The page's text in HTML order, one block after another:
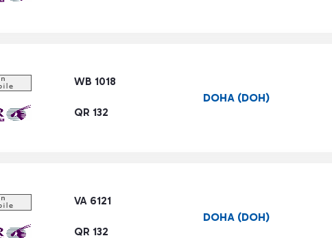
WB 1018
QR 132
DOHA (DOH)
VA 6121
QR 132
DOHA (DOH)